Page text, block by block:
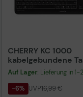
CHERRY KC 1000
kabelgebundene
QWERTZ DE -
Auf Lager: Lieferung in
-6% UVP16,99 €